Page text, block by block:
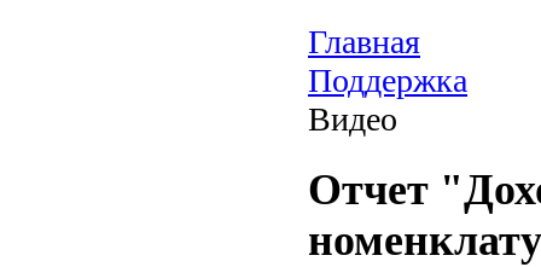
Главная
Поддержка
Видео
Отчет